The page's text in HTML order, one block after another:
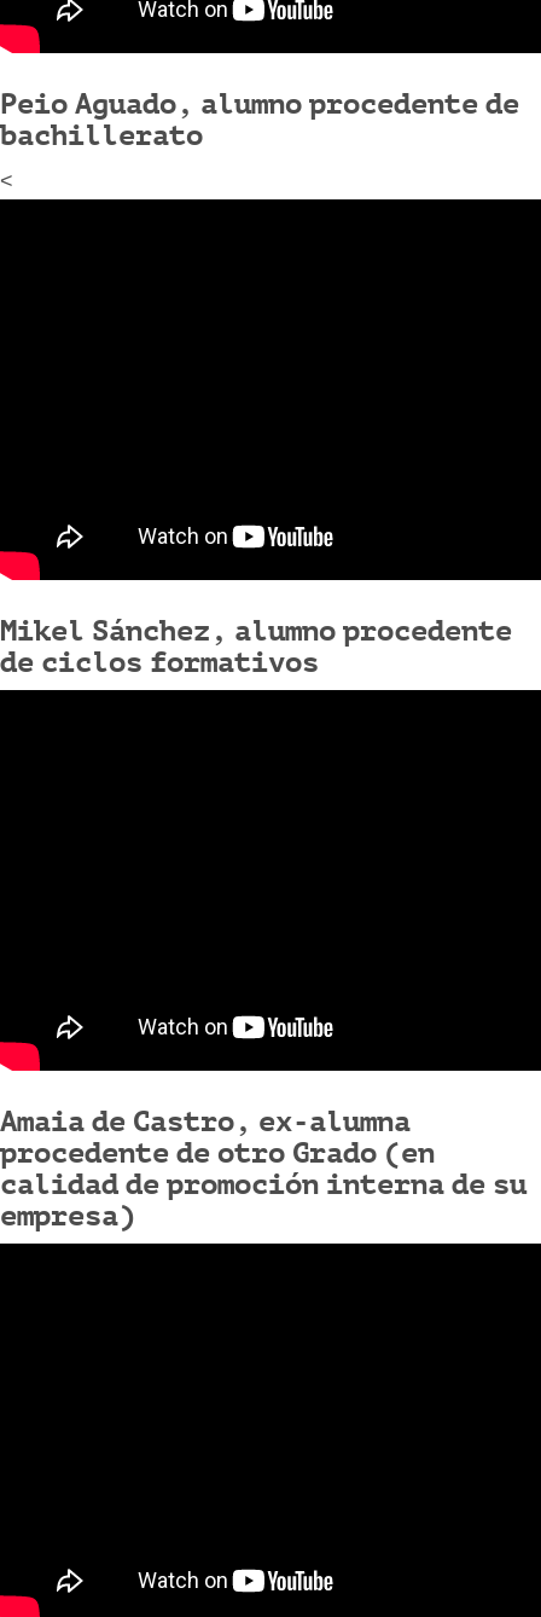
Peio Aguado, alumno procedente de
bachillerato
<
Mikel Sánchez, alumno procedente
de ciclos formativos
Amaia de Castro, ex-alumna
procedente de otro Grado (en
calidad de promoción interna de su
empresa)